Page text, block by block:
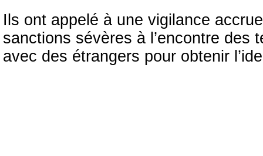
Ils ont appelé à une vigilance
sanctions sévères à l’encontre des
avec des étrangers pour obtenir